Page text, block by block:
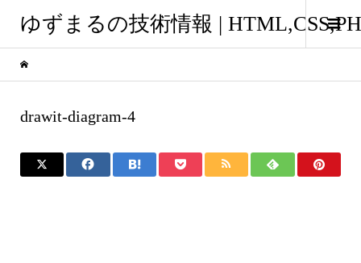
ゆずまるの技術情報 |
drawit-diagram-4